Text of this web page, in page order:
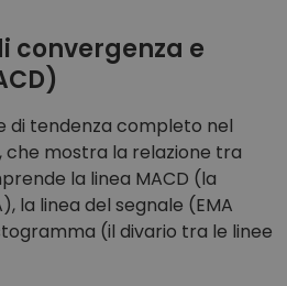
convergenza e
di tendenza completo nel
mostra la relazione tra
la linea MACD (la
la linea del segnale (EMA
(il divario tra le linee